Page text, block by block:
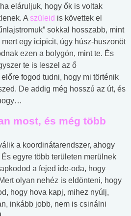
eláruljuk, hogy ők is voltak
A szüleid is követtek el
sokkal hosszabb, mint
egy icipicit, úgy húsz-huszonöt
ezen a bolygón, mint te. És
te is leszel az ő
fogod tudni, hogy mi történik
De addig még hosszú az út, és
most, és még több
a koordinátarendszer, ahogy
egyre több területen merülnek
a fejed ide-oda, hogy
olyan nehéz is eldönteni, hogy
hogy hova kapj, mihez nyúlj,
inkább jobb, nem is csinálni